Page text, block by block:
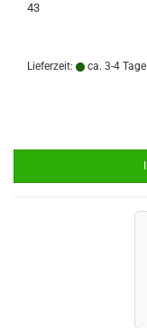
43
Lieferzeit: ca. 3-4 Tage